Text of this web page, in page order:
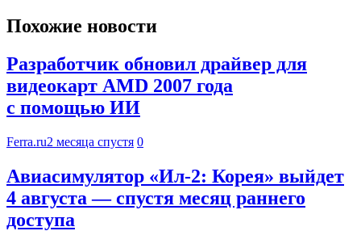
Похожие новости
Разработчик обновил драйвер для
видеокарт AMD 2007 года
с помощью ИИ
Ferra.ru2 месяца спустя 0
Авиасимулятор «Ил-2: Корея» выйдет
4 августа — спустя месяц раннего
доступа